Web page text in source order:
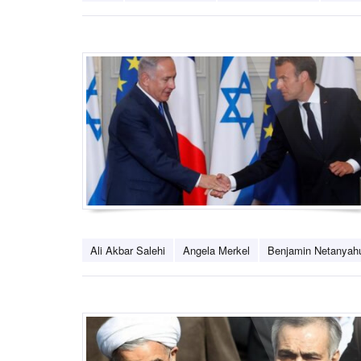
Ali Akbar Salehi Angela Merkel Benjamin